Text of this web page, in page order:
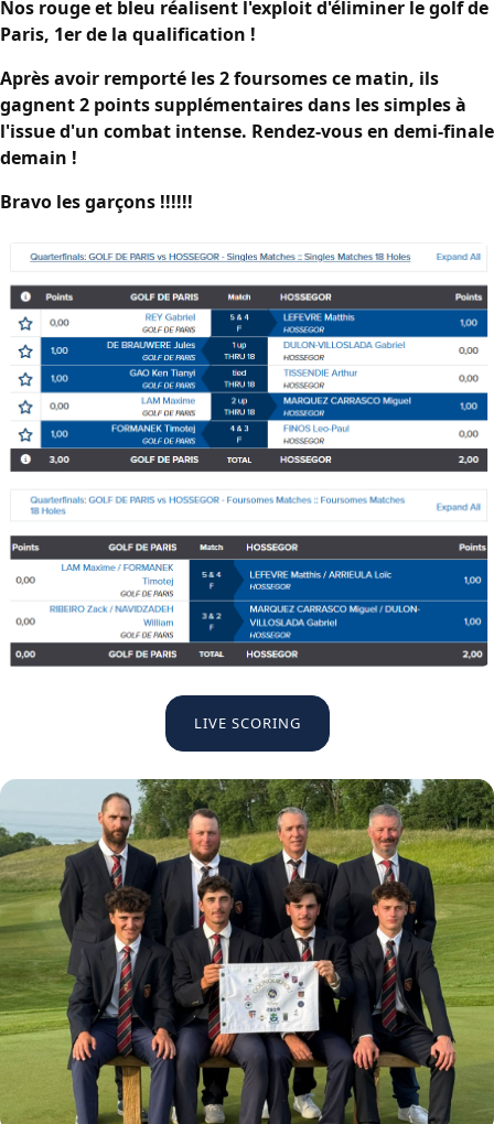
Nos rouge et bleu réalisent l'exploit d'éliminer le golf de
Paris, 1er de la qualification !
Après avoir remporté les 2 foursomes ce matin, ils
gagnent 2 points supplémentaires dans les simples à
l'issue d'un combat intense. Rendez-vous en demi-finale
demain !
Bravo les garçons !!!!!!
LIVE SCORING